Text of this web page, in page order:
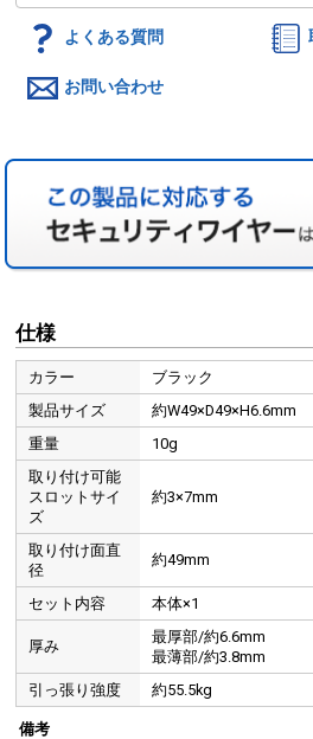
よくある質問
お問い合わせ
仕様
カラー
ブラック
製品サイズ
約W49×D49×H6.6mm
重量
10g
取り付け可能
スロットサイ
ズ
約3×7mm
取り付け面直
径
約49mm
セット内容 本体×1
厚み
最厚部/約6.6mm
最薄部/約3.8mm
引っ張り強度
約55.5kg
備考